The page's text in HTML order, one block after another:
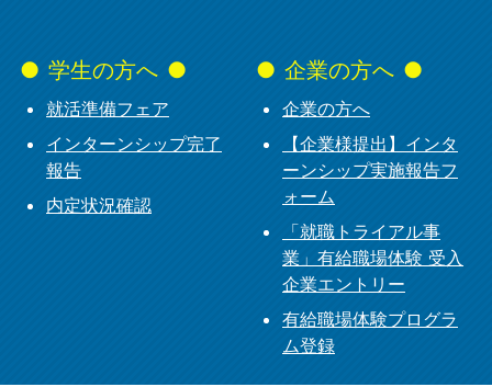
学生の方へ
就活準備フェア
インターンシップ完了
報告
内定状況確認
企業の方へ
企業の方へ
【企業様提出】インタ
ーンシップ実施報告フ
ォーム
「就職トライアル事
業」有給職場体験 受入
企業エントリー
有給職場体験プログラ
ム登録